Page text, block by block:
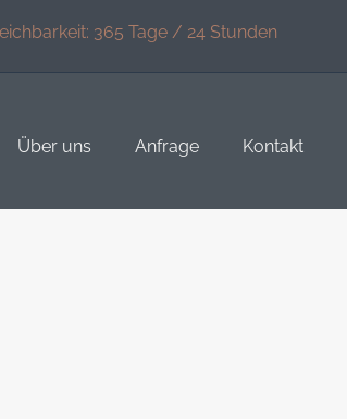
365 Tage / 24 Stunden
Über uns Anfrage Kontakt